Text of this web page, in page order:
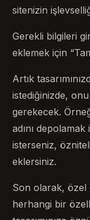
sitenizin
Gerekli bilgileri
eklemek için
Artık
istediğinizde,
gerekecek.
adını
isterseniz,
eklersiniz.
Son olarak, özel
herhangi bir